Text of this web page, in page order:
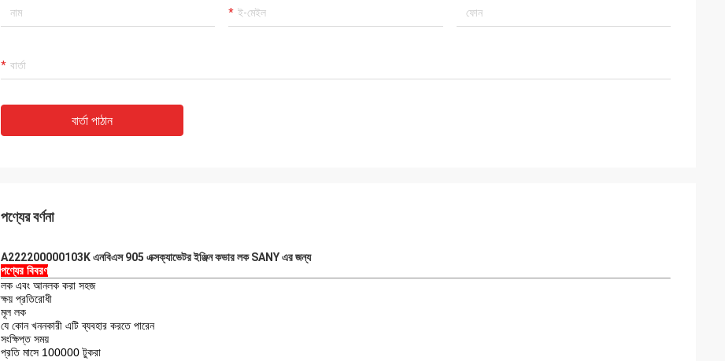
বার্তা পাঠান
পণ্যের বর্ণনা
A222200000103K এনবিএস 905 এক্সক্যাভেটর ইঞ্জিন কভার লক SANY এর জন্য
পণ্যের বিবরণ
লক এবং আনলক করা সহজ
ক্ষয় প্রতিরোধী
মূল লক
যে কোন খননকারী এটি ব্যবহার করতে পারেন
সংক্ষিপ্ত সময়
প্রতি মাসে 100000 টুকরা